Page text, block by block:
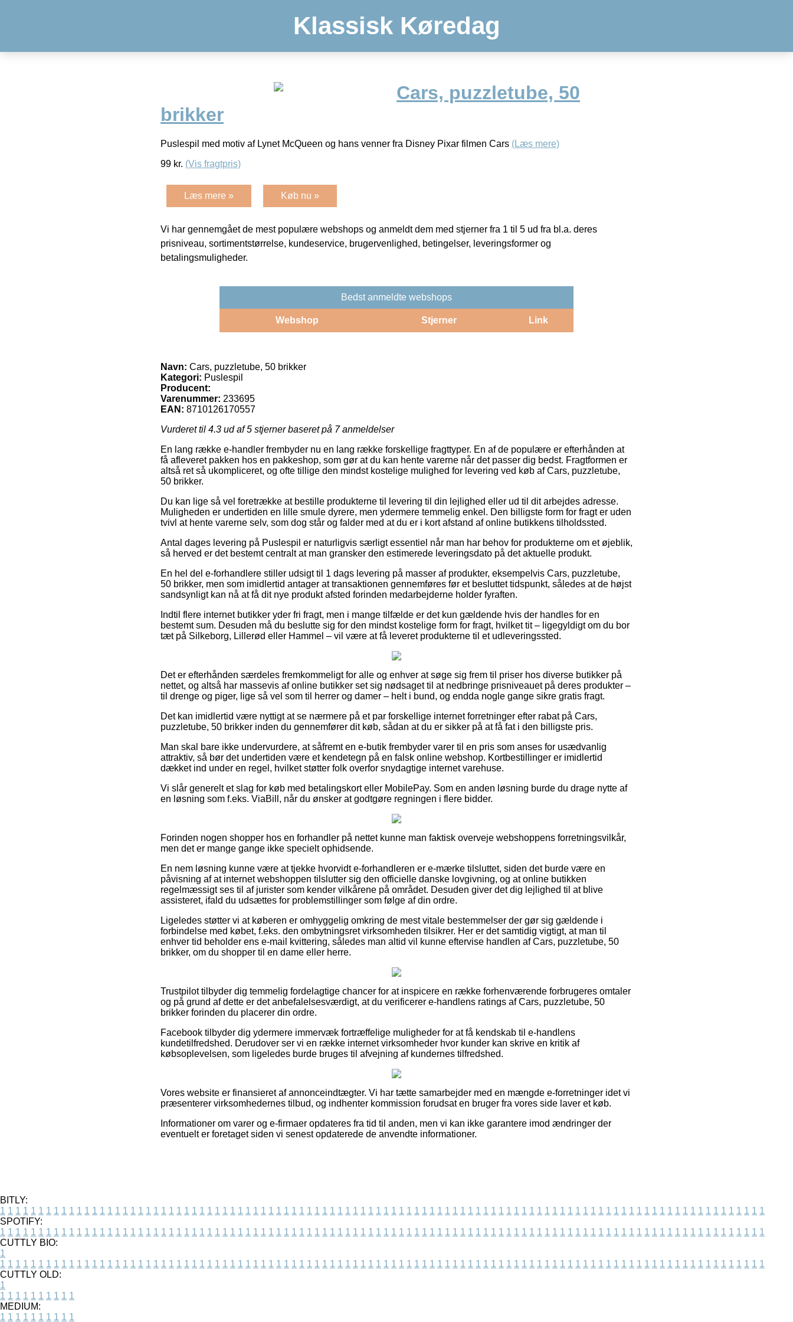
Klassisk Køredag
Cars, puzzletube, 50
brikker
Puslespil med motiv af Lynet McQueen og hans venner fra Disney Pixar filmen Cars (Læs mere)
99 kr. (Vis fragtpris)
Læs mere » Køb nu »
Vi har gennemgået de mest populære webshops og anmeldt dem med stjerner fra 1 til 5 ud fra bl.a. deres
prisniveau, sortimentstørrelse, kundeservice, brugervenlighed, betingelser, leveringsformer og
betalingsmuligheder.
Bedst anmeldte webshops
Webshop Stjerner Link
Navn: Cars, puzzletube, 50 brikker
Kategori: Puslespil
Producent:
Varenummer: 233695
EAN: 8710126170557
Vurderet til 4.3 ud af 5 stjerner baseret på 7anmeldelser
En lang række e-handler frembyder nu en lang række forskellige fragttyper. En af de populære er efterhånden at
få afleveret pakken hos en pakkeshop, som gør at du kan hente varerne når det passer dig bedst. Fragtformen er
altså ret så ukompliceret, og ofte tillige den mindst kostelige mulighed for levering ved køb af Cars, puzzletube,
50 brikker.
Du kan lige så vel foretrække at bestille produkterne til levering til din lejlighed eller ud til dit arbejdes adresse.
Muligheden er undertiden en lille smule dyrere, men ydermere temmelig enkel. Den billigste form for fragt er uden
tvivl at hente varerne selv, som dog står og falder med at du er i kort afstand af online butikkens tilholdssted.
Antal dages levering på Puslespil er naturligvis særligt essentiel når man har behov for produkterne om et øjeblik,
så herved er det bestemt centralt at man gransker den estimerede leveringsdato på det aktuelle produkt.
En hel del e-forhandlere stiller udsigt til 1 dags levering på masser af produkter, eksempelvis Cars, puzzletube,
50 brikker, men som imidlertid antager at transaktionen gennemføres før et besluttet tidspunkt, således at de højst
sandsynligt kan nå at få dit nye produkt afsted forinden medarbejderne holder fyraften.
Indtil flere internet butikker yder fri fragt, men i mange tilfælde er det kun gældende hvis der handles for en
bestemt sum. Desuden må du beslutte sig for den mindst kostelige form for fragt, hvilket tit – ligegyldigt om du bor
tæt på Silkeborg, Lillerød eller Hammel – vil være at få leveret produkterne til et udleveringssted.
Det er efterhånden særdeles fremkommeligt for alle og enhver at søge sig frem til priser hos diverse butikker på
nettet, og altså har massevis af online butikker set sig nødsaget til at nedbringe prisniveauet på deres produkter –
til drenge og piger, lige så vel som til herrer og damer – helt i bund, og endda nogle gange sikre gratis fragt.
Det kan imidlertid være nyttigt at se nærmere på et par forskellige internet forretninger efter rabat på Cars,
puzzletube, 50 brikker inden du gennemfører dit køb, sådan at du er sikker på at få fat i den billigste pris.
Man skal bare ikke undervurdere, at såfremt en e-butik frembyder varer til en pris som anses for usædvanlig
attraktiv, så bør det undertiden være et kendetegn på en falsk online webshop. Kortbestillinger er imidlertid
dækket ind under en regel, hvilket støtter folk overfor snydagtige internet varehuse.
Vi slår generelt et slag for køb med betalingskort eller MobilePay. Som en anden løsning burde du drage nytte af
en løsning som f.eks. ViaBill, når du ønsker at godtgøre regningen i flere bidder.
Forinden nogen shopper hos en forhandler på nettet kunne man faktisk overveje webshoppens forretningsvilkår,
men det er mange gange ikke specielt ophidsende.
En nem løsning kunne være at tjekke hvorvidt e-forhandleren er e-mærke tilsluttet, siden det burde være en
påvisning af at internet webshoppen tilslutter sig den officielle danske lovgivning, og at online butikken
regelmæssigt ses til af jurister som kender vilkårene på området. Desuden giver det dig lejlighed til at blive
assisteret, ifald du udsættes for problemstillinger som følge af din ordre.
Ligeledes støtter vi at køberen er omhyggelig omkring de mest vitale bestemmelser der gør sig gældende i
forbindelse med købet, f.eks. den ombytningsret virksomheden tilsikrer. Her er det samtidig vigtigt, at man til
enhver tid beholder ens e-mail kvittering, således man altid vil kunne eftervise handlen af Cars, puzzletube, 50
brikker, om du shopper til en dame eller herre.
Trustpilot tilbyder dig temmelig fordelagtige chancer for at inspicere en række forhenværende forbrugeres omtaler
og på grund af dette er det anbefalelsesværdigt, at du verificerer e-handlens ratings af Cars, puzzletube, 50
brikker forinden du placerer din ordre.
Facebook tilbyder dig ydermere immervæk fortræffelige muligheder for at få kendskab til e-handlens
kundetilfredshed. Derudover ser vi en række internet virksomheder hvor kunder kan skrive en kritik af
købsoplevelsen, som ligeledes burde bruges til afvejning af kundernes tilfredshed.
Vores website er finansieret af annonceindtægter. Vi har tætte samarbejder med en mængde e-forretninger idet vi
præsenterer virksomhedernes tilbud, og indhenter kommission forudsat en bruger fra vores side laver et køb.
Informationer om varer og e-firmaer opdateres fra tid til anden, men vi kan ikke garantere imod ændringer der
eventuelt er foretaget siden vi senest opdaterede de anvendte informationer.
BITLY:
1 1 1 1 1 1 1 1 1 1 1 1 1 1 1 1 1 1 1 1 1 1 1 1 1 1 1 1 1 1 1 1 1 1 1 1 1 1 1 1 1 1 1 1 1 1 1 1 1 1 1 1 1 1 1 1 1 1 1 1 1 1 1 1 1 1 1 1 1 1 1 1 1 1 1 1 1 1 1 1 1 1 1 1 1 1 1 1 1 1 1 1 1 1 1 1 1 1 1 1
SPOTIFY:
1 1 1 1 1 1 1 1 1 1 1 1 1 1 1 1 1 1 1 1 1 1 1 1 1 1 1 1 1 1 1 1 1 1 1 1 1 1 1 1 1 1 1 1 1 1 1 1 1 1 1 1 1 1 1 1 1 1 1 1 1 1 1 1 1 1 1 1 1 1 1 1 1 1 1 1 1 1 1 1 1 1 1 1 1 1 1 1 1 1 1 1 1 1 1 1 1 1 1 1
CUTTLY BIO:
1
1 1 1 1 1 1 1 1 1 1 1 1 1 1 1 1 1 1 1 1 1 1 1 1 1 1 1 1 1 1 1 1 1 1 1 1 1 1 1 1 1 1 1 1 1 1 1 1 1 1 1 1 1 1 1 1 1 1 1 1 1 1 1 1 1 1 1 1 1 1 1 1 1 1 1 1 1 1 1 1 1 1 1 1 1 1 1 1 1 1 1 1 1 1 1 1 1 1 1 1
CUTTLY OLD:
1
1 1 1 1 1 1 1 1 1 1
MEDIUM:
1 1 1 1 1 1 1 1 1 1